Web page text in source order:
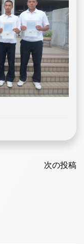
次の投稿